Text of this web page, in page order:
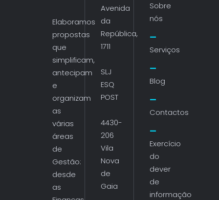
Elaboramos
propostas
que
simplificam,
antecipam
e
organizam
as
várias
áreas
de
Gestão:
desde
as
Avenida
da
República,
1711
SLJ
ESQ
POST
4430-
206
Vila
Nova
de
Gaia
Sobre
nós
Serviços
Blog
Contactos
Exercício
do
dever
de
informação